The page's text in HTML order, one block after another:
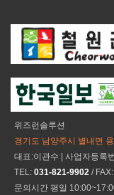
위즈런솔루션
경기도 남양주시 별내면
대표:이관수 | 사업자등록
TEL: 031-821-9902 / FAX:
문의시간 평일